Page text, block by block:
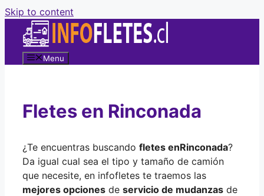
Skip to content
Menu
Fletes en Rinconada
¿Te encuentras buscando fletes enRinconada?
Da igual cual sea el tipo y tamaño de camión
que necesite, en infofletes te traemos las
mejores opciones de servicio de mudanzas de